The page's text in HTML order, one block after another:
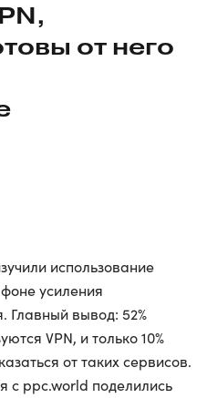
от него
использование
усиления
Главный вывод: 52%
VPN, и только 10%
от таких сервисов.
с ppc.world поделились